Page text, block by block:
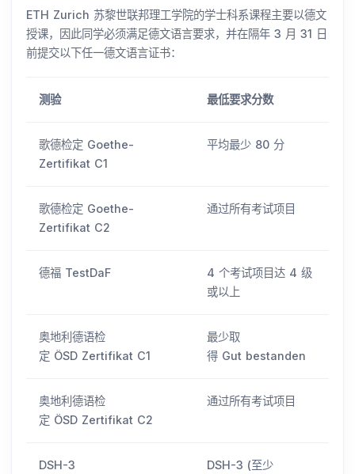
ETH Zurich 苏黎世联邦理工学院的学士科系课程主要以德文
授课，因此同学必须满足德文语言要求，并在隔年 3 月 31 日
前提交以下任一德文语言证书：
测验 最低要求分数
歌德检定 Goethe-
Zertifikat C1
平均最少 80 分
歌德检定 Goethe-
Zertifikat C2
通过所有考试项目
德福 TestDaF
4 个考试项目达 4 级
或以上
奥地利德语检
定 ÖSD Zertifikat C1
最少取
得 Gut bestanden
奥地利德语检
定 ÖSD Zertifikat C2
通过所有考试项目
DSH-3 DSH-3 (至少